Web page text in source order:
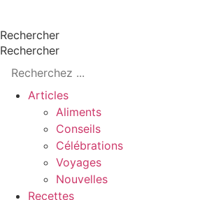
au
contenu
Rechercher
Rechercher
Articles
Aliments
Conseils
Célébrations
Voyages
Nouvelles
Recettes